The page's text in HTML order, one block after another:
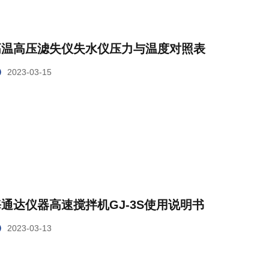
高压滤失仪失水仪压力与温度对照表
2023-03-15
达仪器高速搅拌机GJ-3S使用说明书
2023-03-13